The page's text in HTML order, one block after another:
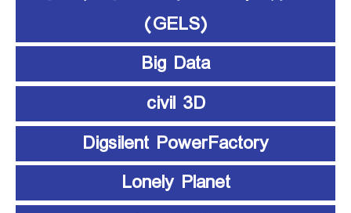
(GELS)
Big Data
civil 3D
Digsilent PowerFactory
Lonely Planet